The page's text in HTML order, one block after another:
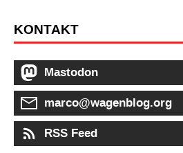
KONTAKT
Mastodon
marco@wagenblog.org
RSS Feed